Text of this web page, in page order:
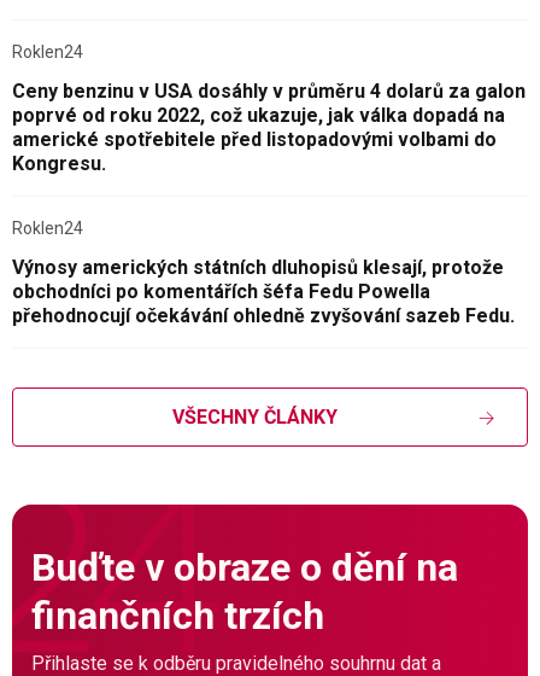
Roklen24
Ceny benzinu v USA dosáhly v průměru 4 dolarů za galon
poprvé od roku 2022, což ukazuje, jak válka dopadá na
americké spotřebitele před listopadovými volbami do
Kongresu.
Roklen24
Výnosy amerických státních dluhopisů klesají, protože
obchodníci po komentářích šéfa Fedu Powella
přehodnocují očekávání ohledně zvyšování sazeb Fedu.
VŠECHNY ČLÁNKY
Buďte v obraze o dění na
finančních trzích
Přihlaste se k odběru pravidelného souhrnu dat a